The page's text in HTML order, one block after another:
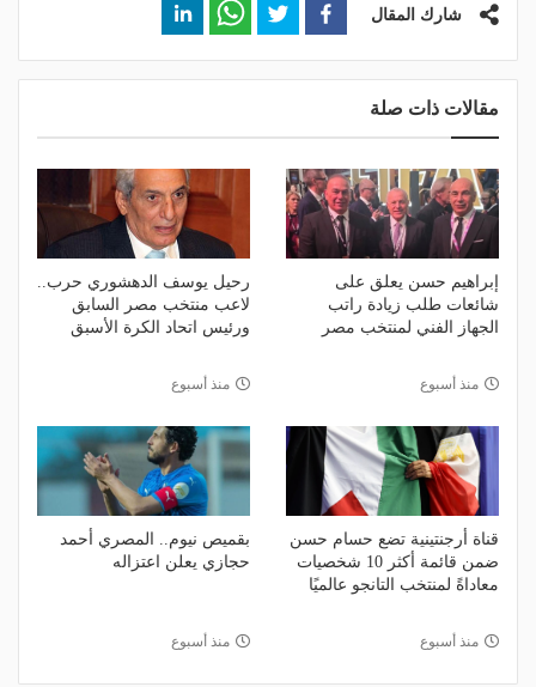
شارك المقال
مقالات ذات صلة
إبراهيم حسن يعلق على
شائعات طلب زيادة راتب
الجهاز الفني لمنتخب مصر
منذ أسبوع
رحيل يوسف الدهشوري حرب..
لاعب منتخب مصر السابق
ورئيس اتحاد الكرة الأسبق
منذ أسبوع
قناة أرجنتينية تضع حسام حسن
ضمن قائمة أكثر 10 شخصيات
معاداةً لمنتخب التانجو عالميًا
منذ أسبوع
بقميص نيوم.. المصري أحمد
حجازي يعلن اعتزاله
منذ أسبوع